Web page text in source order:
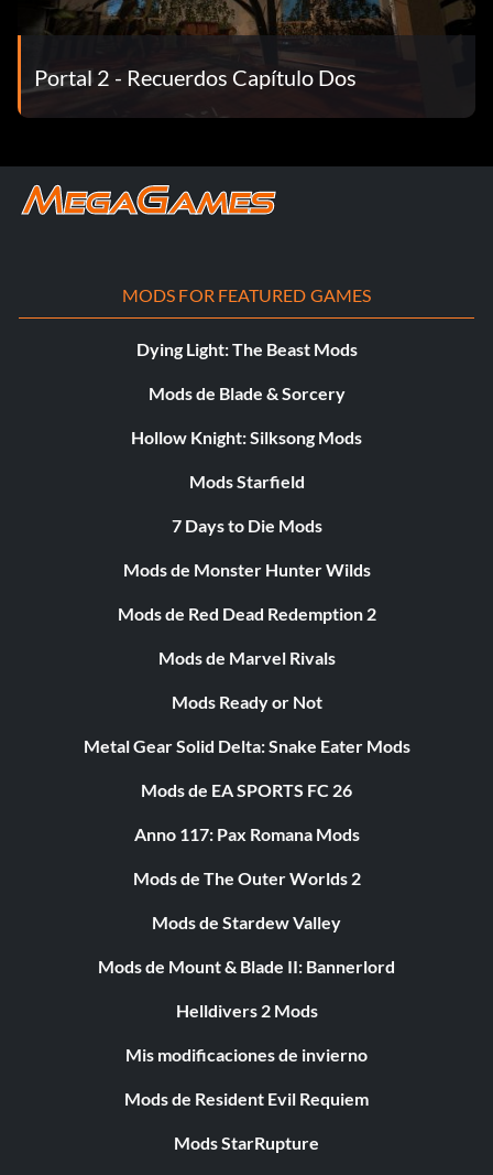
Portal 2 - Recuerdos Capítulo Dos
MODS FOR FEATURED GAMES
Dying Light: The Beast Mods
Mods de Blade & Sorcery
Hollow Knight: Silksong Mods
Mods Starfield
7 Days to Die Mods
Mods de Monster Hunter Wilds
Mods de Red Dead Redemption 2
Mods de Marvel Rivals
Mods Ready or Not
Metal Gear Solid Delta: Snake Eater Mods
Mods de EA SPORTS FC 26
Anno 117: Pax Romana Mods
Mods de The Outer Worlds 2
Mods de Stardew Valley
Mods de Mount & Blade II: Bannerlord
Helldivers 2 Mods
Mis modificaciones de invierno
Mods de Resident Evil Requiem
Mods StarRupture